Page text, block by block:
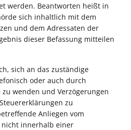
werden. Beantworten heißt in
sich inhaltlich mit dem
und dem Adressaten der
dieser Befassung mitteilen
sich an das zuständige
oder auch durch
wenden und Verzögerungen
zu
Anliegen vom
innerhalb einer